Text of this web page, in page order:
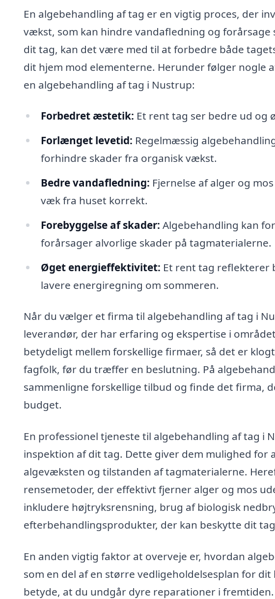
En algebehandling af tag er en vigtig proces, der
vækst, som kan hindre vandafledning og forårsage
dit tag, kan det være med til at forbedre både
dit hjem mod elementerne. Herunder følger nogle
en algebehandling af tag i Nustrup:
Forbedret æstetik: Et rent tag ser bedre ud og
Forlænget levetid: Regelmæssig
forhindre skader fra organisk vækst.
Bedre vandafledning: Fjernelse af alger og
væk fra huset korrekt.
Forebyggelse af skader: Algebehandling kan
forårsager alvorlige skader på tagmaterialerne.
Øget energieffektivitet: Et rent tag reflekterer
lavere energiregning om sommeren.
Når du vælger et firma til algebehandling af tag i
leverandør, der har erfaring og ekspertise i
betydeligt mellem forskellige firmaer, så det er
fagfolk, før du træffer en beslutning. På
sammenligne forskellige tilbud og finde det firma,
budget.
En professionel tjeneste til algebehandling af tag i
inspektion af dit tag. Dette giver dem mulighed for
algevæksten og tilstanden af tagmaterialerne.
rensemetoder, der effektivt fjerner alger og mos
inkludere højtryksrensning, brug af biologisk
efterbehandlingsprodukter, der kan beskytte dit
En anden vigtig faktor at overveje er, hvordan
som en del af en større vedligeholdelsesplan for
betyde, at du undgår dyre reparationer i